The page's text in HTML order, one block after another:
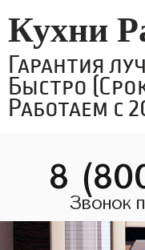
Кухни
Гарантия
Быстро
Работаем с
8
Звонок